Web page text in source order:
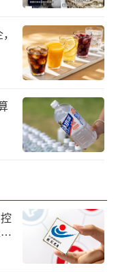
数成交额达134
上涨形态。从
指数上涨1.65%
今日在涨幅扩大